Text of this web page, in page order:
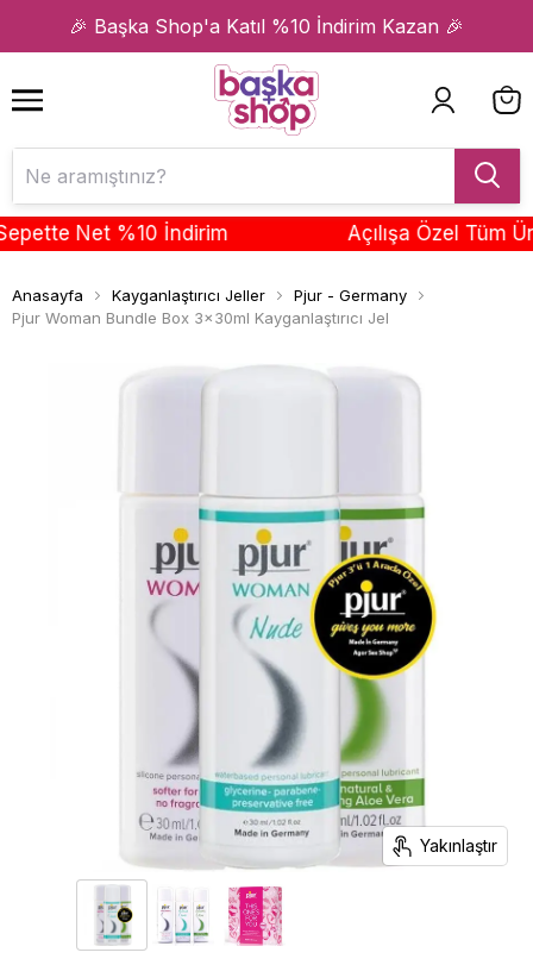
🎉 Başka Shop'a Katıl %10 İndirim Kazan 🎉
1 2
Net %10 İndirim Açılışa Özel Tüm
Anasayfa Kayganlaştırıcı Jeller
Pjur - Germany
Pjur Woman Bundle Box 3x30ml Kayganlaştırıcı Jel
Yakınlaştır